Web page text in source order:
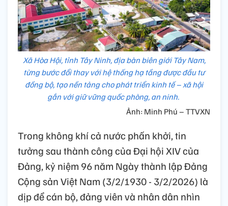
Xã Hòa Hội, tỉnh Tây Ninh, địa bàn biên giới Tây Nam,
từng bước đổi thay với hệ thống hạ tầng được đầu tư
đồng bộ, tạo nền tảng cho phát triển kinh tế – xã hội
gắn với giữ vững quốc phòng, an ninh.
Ảnh: Minh Phú – TTVXN
Trong không khí cả nước phấn khởi, tin
tưởng sau thành công của Đại hội XIV của
Đảng, kỷ niệm 96 năm Ngày thành lập Đảng
Cộng sản Việt Nam (3/2/1930 - 3/2/2026) là
dịp để cán bộ, đảng viên và nhân dân nhìn